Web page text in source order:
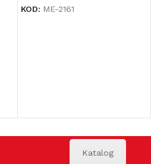
KOD: ME-2161
Katalog